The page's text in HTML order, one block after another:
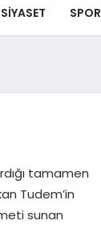
SIYASET SPOR
tamamen
Tudem’in
sunan